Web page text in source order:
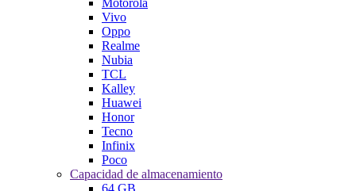
Vivo
Oppo
Realme
Nubia
TCL
Kalley
Huawei
Honor
Tecno
Infinix
Poco
Capacidad de almacenamiento
64 GB